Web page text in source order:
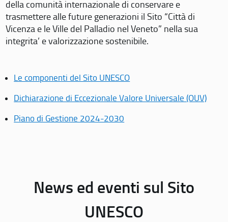
della comunità internazionale di conservare e
trasmettere alle future generazioni il Sito “Città di
Vicenza e le Ville del Palladio nel Veneto” nella sua
integrita’ e valorizzazione sostenibile.
Le componenti del Sito UNESCO
Dichiarazione di Eccezionale Valore Universale (OUV)
Piano di Gestione 2024-2030
News ed eventi sul Sito
UNESCO